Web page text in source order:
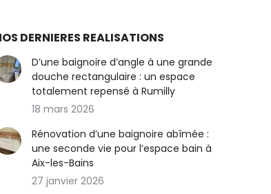
DERNIERES REALISATIONS
D’une baignoire d’angle à une grande
douche rectangulaire : un espace
totalement repensé à Rumilly
18 mars 2026
Rénovation d’une baignoire abîmée :
une seconde vie pour l’espace bain à
Aix-les-Bains
27 janvier 2026